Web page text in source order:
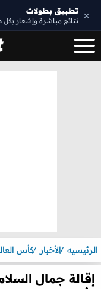
× تطبيق بطولات
نتائج مباشرة وإشعار
الرئيسيه الأخبار كأس العالم
إقالة جمال